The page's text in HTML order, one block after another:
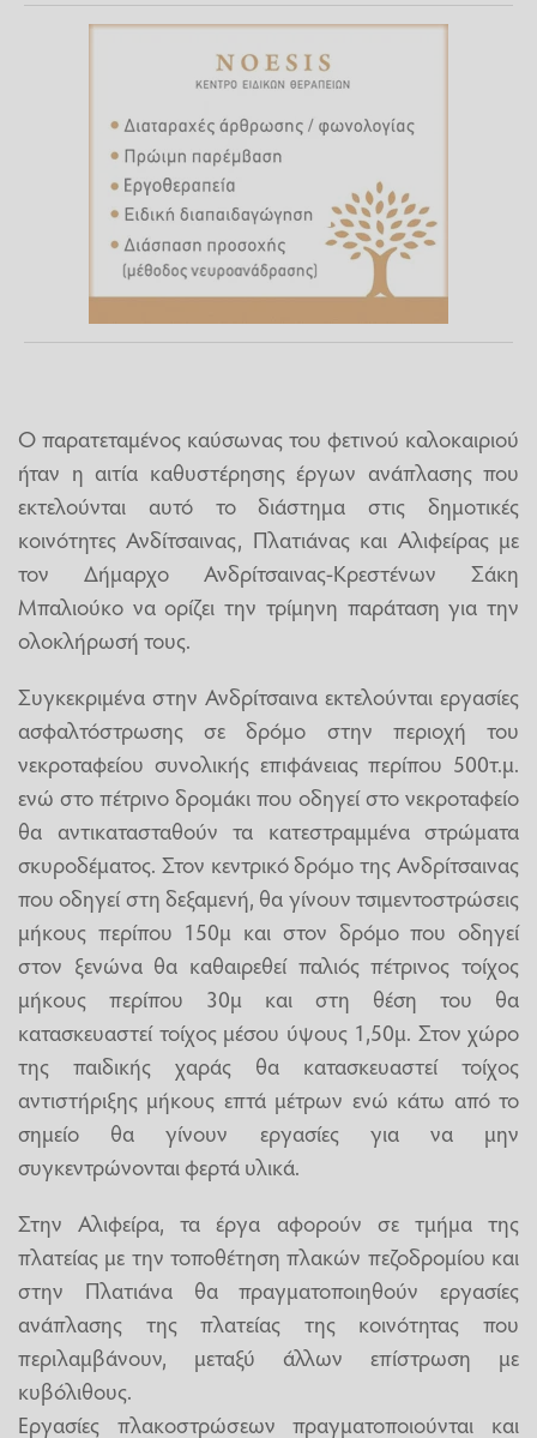
Ο παρατεταμένος καύσωνας του φετινού καλοκαιριού
ήταν η αιτία καθυστέρησης έργων ανάπλασης που
εκτελούνται αυτό το διάστημα στις δημοτικές
κοινότητες Ανδίτσαινας, Πλατιάνας και Αλιφείρας με
τον Δήμαρχο Ανδρίτσαινας-Κρεστένων Σάκη
Μπαλιούκο να ορίζει την τρίμηνη παράταση για την
ολοκλήρωσή τους.
Συγκεκριμένα στην Ανδρίτσαινα εκτελούνται εργασίες
ασφαλτόστρωσης σε δρόμο στην περιοχή του
νεκροταφείου συνολικής επιφάνειας περίπου 500τ.μ.
ενώ στο πέτρινο δρομάκι που οδηγεί στο νεκροταφείο
θα αντικατασταθούν τα κατεστραμμένα στρώματα
σκυροδέματος. Στον κεντρικό δρόμο της Ανδρίτσαινας
που οδηγεί στη δεξαμενή, θα γίνουν τσιμεντοστρώσεις
μήκους περίπου 150μ και στον δρόμο που οδηγεί
στον ξενώνα θα καθαιρεθεί παλιός πέτρινος τοίχος
μήκους περίπου 30μ και στη θέση του θα
κατασκευαστεί τοίχος μέσου ύψους 1,50μ. Στον χώρο
της παιδικής χαράς θα κατασκευαστεί τοίχος
αντιστήριξης μήκους επτά μέτρων ενώ κάτω από το
σημείο θα γίνουν εργασίες για να μην
συγκεντρώνονται φερτά υλικά.
Στην Αλιφείρα, τα έργα αφορούν σε τμήμα της
πλατείας με την τοποθέτηση πλακών πεζοδρομίου και
στην Πλατιάνα θα πραγματοποιηθούν εργασίες
ανάπλασης της πλατείας της κοινότητας που
περιλαμβάνουν, μεταξύ άλλων επίστρωση με
κυβόλιθους.
Εργασίες πλακοστρώσεων πραγματοποιούνται και